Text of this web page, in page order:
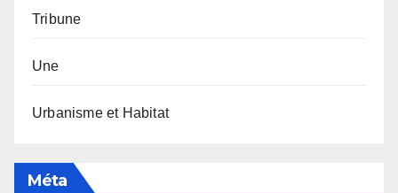
Tribune
Une
Urbanisme et Habitat
Méta